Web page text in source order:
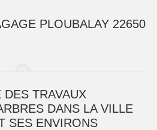
PLOUBALAY 22650
TRAVAUX
DANS LA VILLE
SES ENVIRONS